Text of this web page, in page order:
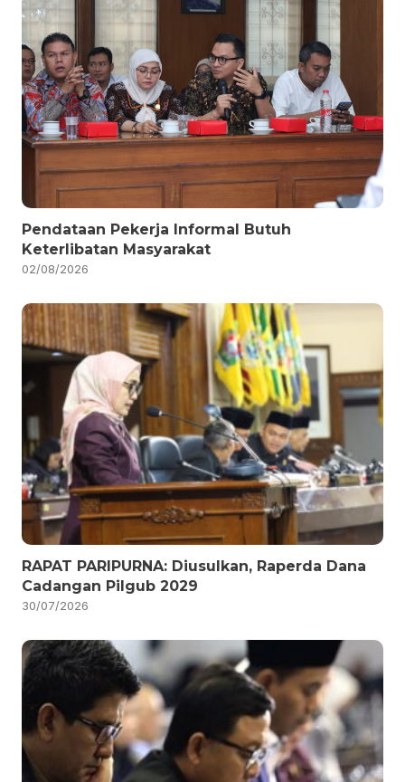
Pendataan Pekerja Informal Butuh
Keterlibatan Masyarakat
02/08/2026
RAPAT PARIPURNA: Diusulkan, Raperda Dana
Cadangan Pilgub 2029
30/07/2026